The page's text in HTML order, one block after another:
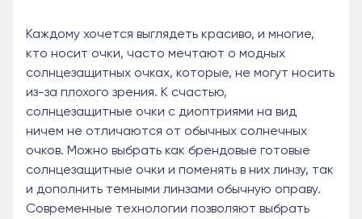
Каждому хочется выглядеть красиво, и многие,
кто носит очки, часто мечтают о модных
солнцезащитных очках, которые, не могут носить
из-за плохого зрения. К счастью,
солнцезащитные очки с диоптриями на вид
ничем не отличаются от обычных солнечных
очков. Можно выбрать как брендовые готовые
солнцезащитные очки и поменять в них линзу, так
и дополнить темными линзами обычную оправу.
Современные технологии позволяют выбрать